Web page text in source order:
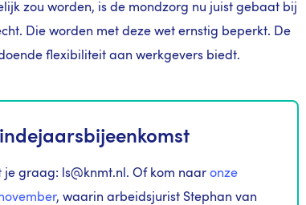
zou worden, is de mondzorg nu juist gebaat bij
Die worden met deze wet ernstig beperkt. De
flexibiliteit aan werkgevers biedt.
je graag: ls@knmt.nl. Of kom naar onze
, waarin arbeidsjurist Stephan van